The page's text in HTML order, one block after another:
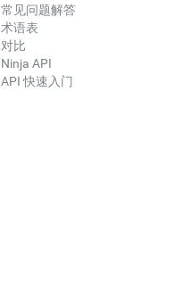
常见问题解答
术语表
对比
Ninja API
API 快速入门